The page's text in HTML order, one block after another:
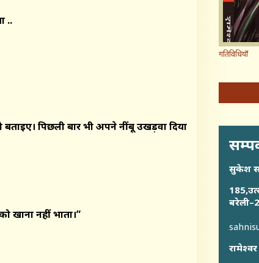
..
पिछली बार भी अपने नींबू उखड़वा दिया
नहीं भाता।”
गतिविधियाँ
सुकेश